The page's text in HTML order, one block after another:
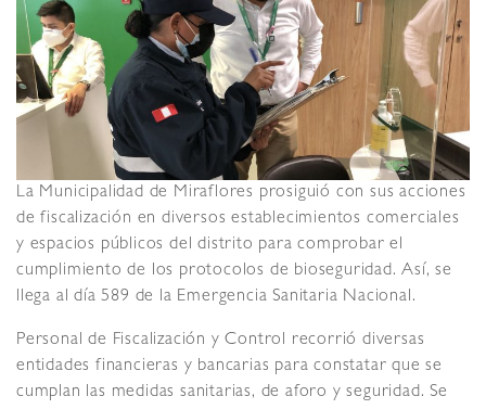
La Municipalidad de Miraflores prosiguió con sus acciones
de fiscalización en diversos establecimientos comerciales
y espacios públicos del distrito para comprobar el
cumplimiento de los protocolos de bioseguridad. Así, se
llega al día 589 de la Emergencia Sanitaria Nacional.
Personal de Fiscalización y Control recorrió diversas
entidades financieras y bancarias para constatar que se
cumplan las medidas sanitarias, de aforo y seguridad. Se